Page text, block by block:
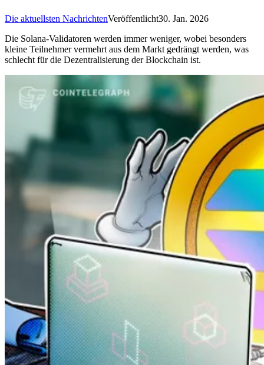
Die aktuellsten NachrichtenVeröffentlicht30. Jan. 2026
Die Solana-Validatoren werden immer weniger, wobei besonders
kleine Teilnehmer vermehrt aus dem Markt gedrängt werden, was
schlecht für die Dezentralisierung der Blockchain ist.